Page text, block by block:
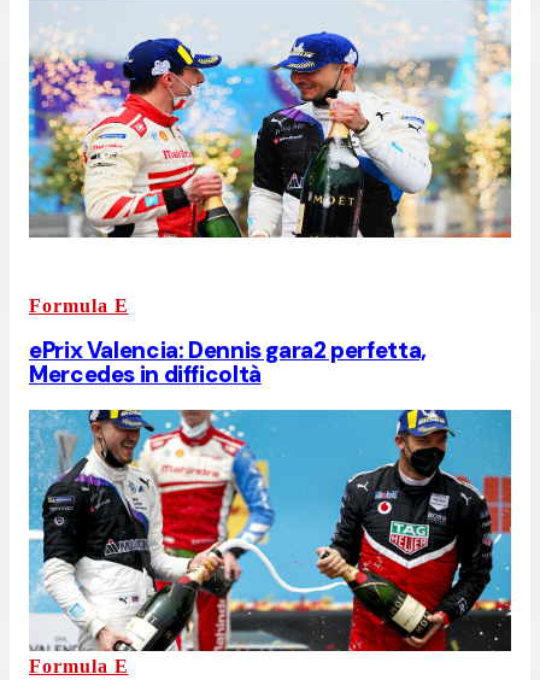
Formula E
ePrix Valencia: Dennis gara2 perfetta,
Mercedes in difficoltà
Formula E